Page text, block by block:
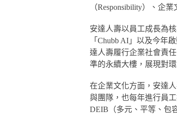
（Responsibility）、企
安達人壽以員工成長為
「Chubb AI」以及今年
達人壽履行企業社會責
準的永續大樓，展現對環
在企業文化方面，安達
與團隊，也每年進行員
DEIB（多元、平等、包